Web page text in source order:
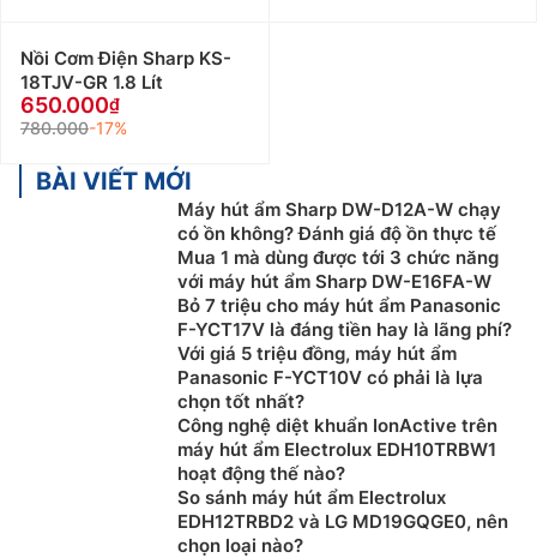
Nồi Cơm Điện Sharp KS-
18TJV-GR 1.8 Lít
650.000
780.000-17%
BÀI VIẾT MỚI
Máy hút ẩm Sharp DW-D12A-W chạy
có ồn không? Đánh giá độ ồn thực tế
Mua 1 mà dùng được tới 3 chức năng
với máy hút ẩm Sharp DW-E16FA-W
Bỏ 7 triệu cho máy hút ẩm Panasonic
F-YCT17V là đáng tiền hay là lãng phí?
Với giá 5 triệu đồng, máy hút ẩm
Panasonic F-YCT10V có phải là lựa
chọn tốt nhất?
Công nghệ diệt khuẩn IonActive trên
máy hút ẩm Electrolux EDH10TRBW1
hoạt động thế nào?
So sánh máy hút ẩm Electrolux
EDH12TRBD2 và LG MD19GQGE0, nên
chọn loại nào?